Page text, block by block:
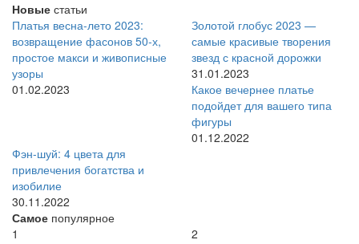
Новые статьи
Платья весна-лето 2023:
возвращение фасонов 50-х,
простое макси и живописные
узоры
01.02.2023
Золотой глобус 2023 —
самые красивые творения
звезд с красной дорожки
31.01.2023
Какое вечернее платье
подойдет для вашего типа
фигуры
01.12.2022
Фэн-шуй: 4 цвета для
привлечения богатства и
изобилие
30.11.2022
Самое популярное
1
2